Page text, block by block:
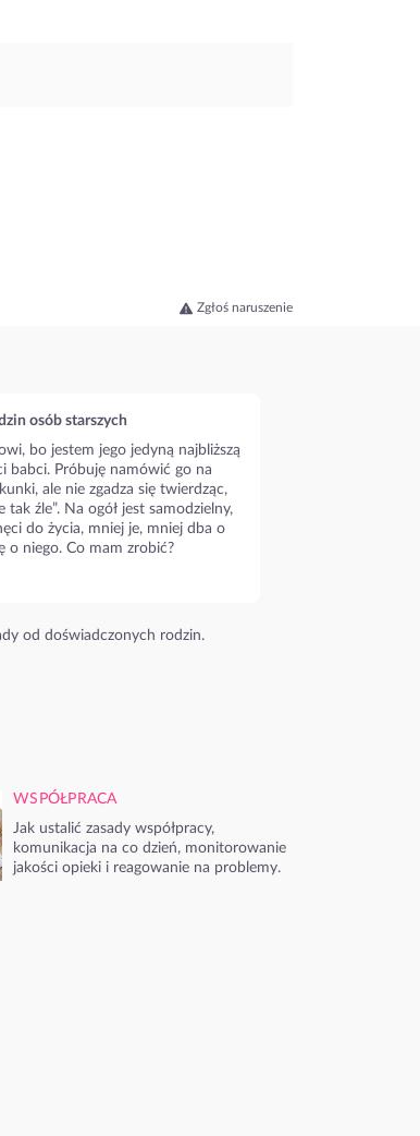
Zgłoś naruszenie
osób starszych
bo jestem jego jedyną najbliższą
babci. Próbuję namówić go na
ale nie zgadza się twierdząc,
tak źle”. Na ogół jest samodzielny,
do życia, mniej je, mniej dba o
o niego. Co mam zrobić?
od doświadczonych rodzin.
WSPÓŁPRACA
Jak ustalić zasady współpracy,
komunikacja na co dzień, monitorowanie
jakości opieki i reagowanie na problemy.